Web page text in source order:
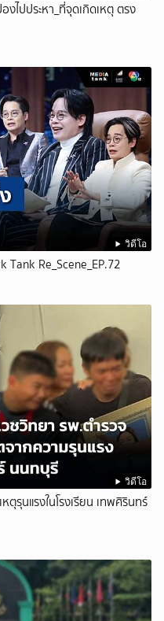
ไปประหา_ที่จุดเกิดเหตุ ตรง
วิดีโอ
Re_Scene_EP.72
วิดีโอ
รุนแรงในโรงเรียน เทพศิรินทร์